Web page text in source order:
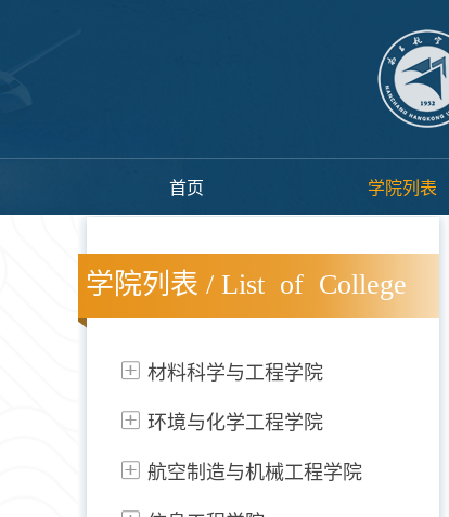
首页 学院列表
学院列表 / List of College
材料科学与工程学院
环境与化学工程学院
航空制造与机械工程学院